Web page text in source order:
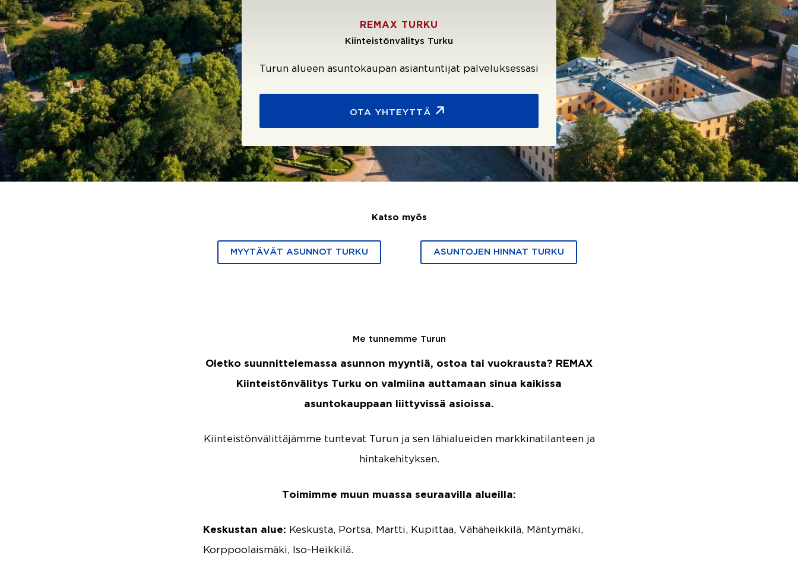
REMAX TURKU
Kiinteistönvälitys Turku
Turun alueen asuntokaupan asiantuntijat palveluksessasi
OTA YHTEYTTÄ
Katso myös
MYYTÄVÄT ASUNNOT TURKU ASUNTOJEN HINNAT TURKU
Me tunnemme Turun
Oletko suunnittelemassa asunnon myyntiä, ostoa tai vuokrausta? REMAX
Kiinteistönvälitys Turku on valmiina auttamaan sinua kaikissa
asuntokauppaan liittyvissä asioissa.
Kiinteistönvälittäjämme tuntevat Turun ja sen lähialueiden markkinatilanteen ja
hintakehityksen.
Toimimme muun muassa seuraavilla alueilla:
Keskustan alue: Keskusta, Portsa, Martti, Kupittaa, Vähäheikkilä, Mäntymäki,
Korppoolaismäki, Iso-Heikkilä.